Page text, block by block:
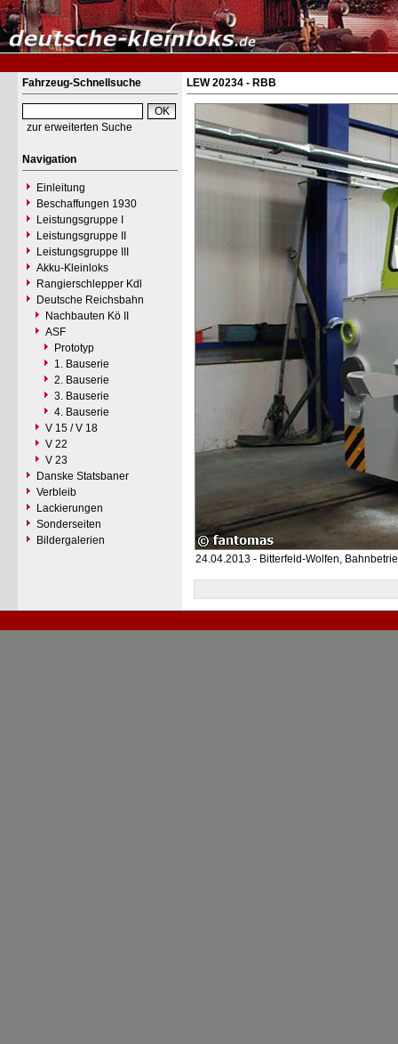
Fahrzeug-Schnellsuche
zur erweiterten Suche
Navigation
Einleitung
Beschaffungen 1930
Leistungsgruppe I
Leistungsgruppe II
Leistungsgruppe III
Akku-Kleinloks
Rangierschlepper Kdl
Deutsche Reichsbahn
Nachbauten Kö II
ASF
Prototyp
1. Bauserie
2. Bauserie
3. Bauserie
4. Bauserie
V 15 / V 18
V 22
V 23
Danske Statsbaner
Verbleib
Lackierungen
Sonderseiten
Bildergalerien
LEW 20234 - RBB
24.04.2013 - Bitterfeld-Wolfen,